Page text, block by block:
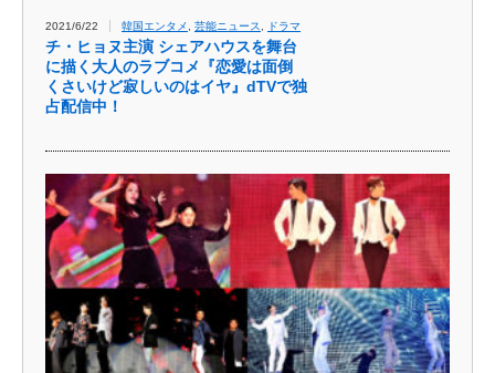
2021/6/22 韓国エンタメ 芸能ニュース ドラマ
チ・ヒョヌ主演 シェアハウスを舞台
に描く大人のラブコメ『恋愛は面倒
くさいけど寂しいのはイヤ』dTVで独
占配信中！